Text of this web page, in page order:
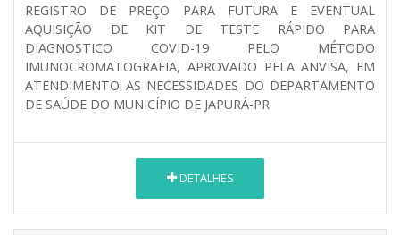
REGISTRO DE PREÇO PARA FUTURA E EVENTUAL
AQUISIÇÃO DE KIT DE TESTE RÁPIDO PARA
DIAGNOSTICO COVID-19 PELO MÉTODO
IMUNOCROMATOGRAFIA, APROVADO PELA ANVISA, EM
ATENDIMENTO AS NECESSIDADES DO DEPARTAMENTO
DE SAÚDE DO MUNICÍPIO DE JAPURÁ-PR
DETALHES